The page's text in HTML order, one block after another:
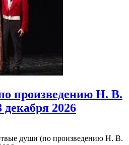
произведению Н. В.
2026
души (по произведению Н. В.